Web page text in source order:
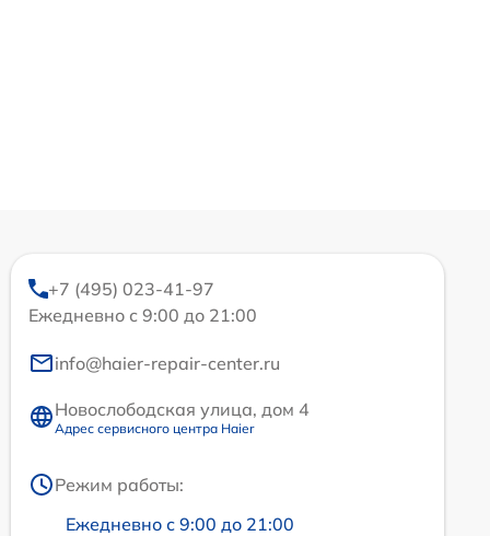
+7 (495) 023-41-97
Ежедневно с 9:00 до 21:00
info@haier-repair-center.ru
Новослободская улица, дом 4
Адрес сервисного центра Haier
Режим работы:
Ежедневно с 9:00 до 21:00